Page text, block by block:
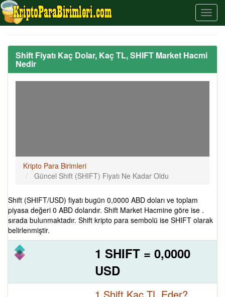
Shift Fiyatı Kaç Dolar, Kaç TL, SHIFT Market Hacmi
Nedir
Kripto Para Birimleri
Güncel Shift (SHIFT) Fiyatı Ne Kadar Oldu
Shift (SHIFT/USD) fiyatı bugün 0,0000 ABD doları ve toplam
piyasa değeri 0 ABD dolarıdır. Shift Market Hacmine göre ise .
sırada bulunmaktadır. Shift kripto para sembolü ise SHIFT olarak
belirlenmiştir.
1 SHIFT = 0,0000
USD